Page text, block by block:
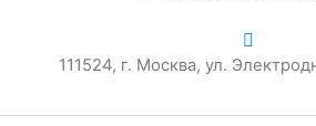
111524, г. Москва, ул.